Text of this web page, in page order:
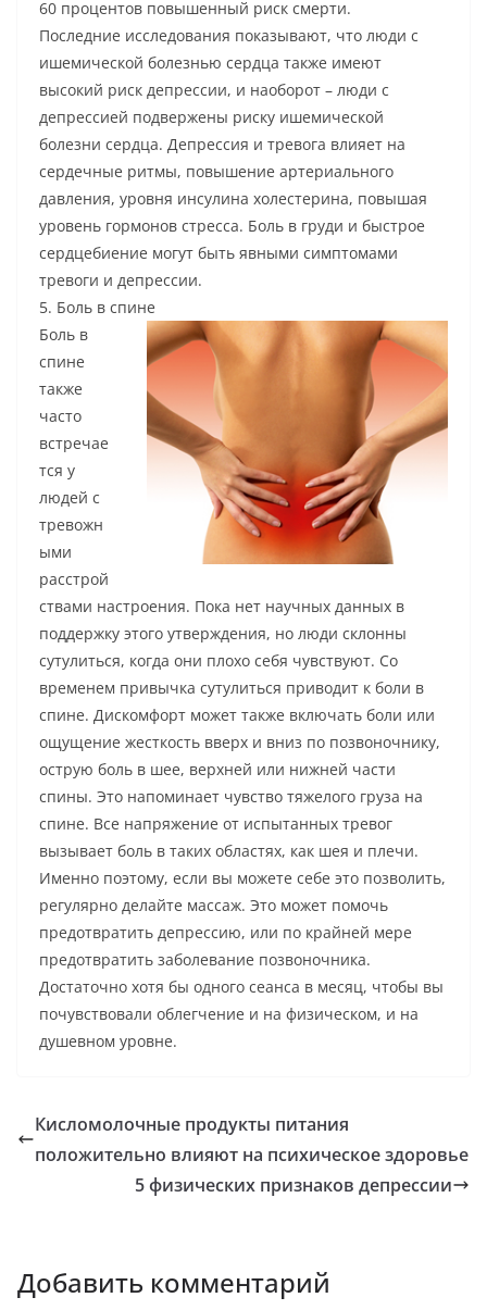
60 процентов повышенный риск смерти.
Последние исследования показывают, что люди с
ишемической болезнью сердца также имеют
высокий риск депрессии, и наоборот – люди с
депрессией подвержены риску ишемической
болезни сердца. Депрессия и тревога влияет на
сердечные ритмы, повышение артериального
давления, уровня инсулина холестерина, повышая
уровень гормонов стресса. Боль в груди и быстрое
сердцебиение могут быть явными симптомами
тревоги и депрессии.
5. Боль в спине
Боль в
спине
также
часто
встречае
тся у
людей с
тревожн
ыми
расстрой
ствами настроения. Пока нет научных данных в
поддержку этого утверждения, но люди склонны
сутулиться, когда они плохо себя чувствуют. Со
временем привычка сутулиться приводит к боли в
спине. Дискомфорт может также включать боли или
ощущение жесткость вверх и вниз по позвоночнику,
острую боль в шее, верхней или нижней части
спины. Это напоминает чувство тяжелого груза на
спине. Все напряжение от испытанных тревог
вызывает боль в таких областях, как шея и плечи.
Именно поэтому, если вы можете себе это позволить,
регулярно делайте массаж. Это может помочь
предотвратить депрессию, или по крайней мере
предотвратить заболевание позвоночника.
Достаточно хотя бы одного сеанса в месяц, чтобы вы
почувствовали облегчение и на физическом, и на
душевном уровне.
Кисломолочные продукты питания
положительно влияют на психическое здоровье
5 физических признаков депрессии
Добавить комментарий